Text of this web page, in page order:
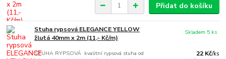
Přidat do košíku
Stuha rypsová ELEGANCE YELLOW
žlutá 40mm x 2m (11,- Kč/m)
STUHA RYPSOVÁ kvalitní rypsová stuha od
22 Kč/ks
Skladem 5 ks